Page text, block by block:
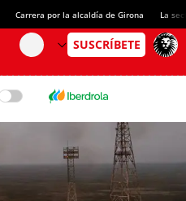
Carrera por la alcaldía de Girona La